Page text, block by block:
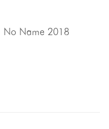
No Name 2018